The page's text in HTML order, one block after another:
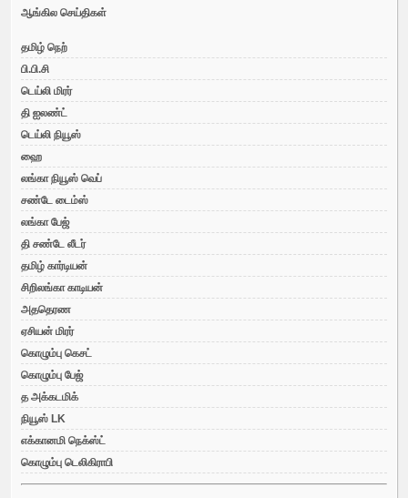
ஆங்கில செய்திகள்
தமிழ் நெற்
பி.பி.சி
டெய்லி மிரர்
தி ஐலண்ட்
டெய்லி நியூஸ்
ஹை
லங்கா நியூஸ் வெப்
சண்டே டைம்ஸ்
லங்கா பேஜ்
தி சண்டே லீடர்
தமிழ் கார்டியன்
சிறிலங்கா காடியன்
அததெரண
ஏசியன் மிரர்
கொழும்பு கெசட்
கொழும்பு பேஜ்
த அக்கடமிக்
நியூஸ் LK
எக்கானமி நெக்ஸ்ட்
கொழும்பு டெலிகிராபி